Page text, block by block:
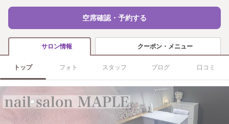
空席確認・予約する
サロン情報 クーポン・メニュー
トップ フォト スタッフ ブログ 口コミ